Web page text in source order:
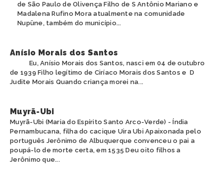
de São Paulo de Olivença Filho de S Antônio Mariano e
Madalena Rufino Mora atualmente na comunidade
Nupüne, também do município...
Anísio Morais dos Santos
Eu, Anísio Morais dos Santos, nasci em 04 de outubro
de 1939 Filho legítimo de Ciríaco Morais dos Santos e D
Judite Morais Quando criança morei na...
Muyrã-Ubi
Muyrã-Ubi (Maria do Espírito Santo Arco-Verde) - Índia
Pernambucana, filha do cacique Uira Ubi Apaixonada pelo
português Jerônimo de Albuquerque convenceu o pai a
poupá-lo de morte certa, em 1535 Deu oito filhos a
Jerônimo que...